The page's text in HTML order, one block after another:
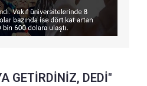
GETİRDİNİZ, DEDİ"